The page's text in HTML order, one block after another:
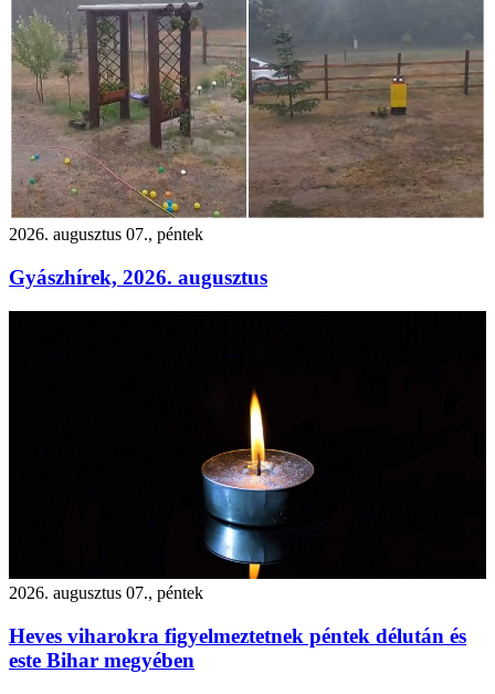
2026. augusztus 07., péntek
Gyászhírek, 2026. augusztus
2026. augusztus 07., péntek
Heves viharokra figyelmeztetnek péntek délután és
este Bihar megyében